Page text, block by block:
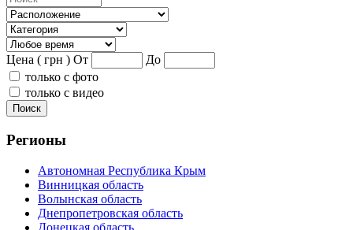
Цена ( грн ) От
До
только с фото
только с видео
Поиск
Регионы
Автономная Республика Крым
Винницкая область
Волынская область
Днепропетровская область
Донецкая область